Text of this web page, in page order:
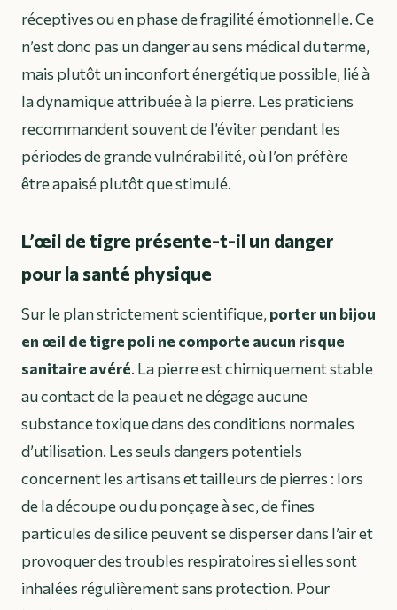
réceptives ou en phase de fragilité émotionnelle. Ce
n’est donc pas un danger au sens médical du terme,
mais plutôt un inconfort énergétique possible, lié à
la dynamique attribuée à la pierre. Les praticiens
recommandent souvent de l’éviter pendant les
périodes de grande vulnérabilité, où l’on préfère
être apaisé plutôt que stimulé.
L’œil de tigre présente-t-il un danger
pour la santé physique
Sur le plan strictement scientifique, porter un bijou
en œil de tigre poli ne comporte aucun risque
sanitaire avéré. La pierre est chimiquement stable
au contact de la peau et ne dégage aucune
substance toxique dans des conditions normales
d’utilisation. Les seuls dangers potentiels
concernent les artisans et tailleurs de pierres : lors
de la découpe ou du ponçage à sec, de fines
particules de silice peuvent se disperser dans l’air et
provoquer des troubles respiratoires si elles sont
inhalées régulièrement sans protection. Pour